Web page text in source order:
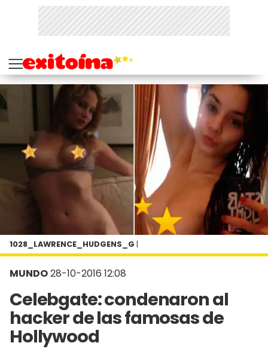
MUNDO28-10-2016 12:08
Celebgate: condenaron al
hacker de las famosas de
Hollywood
1028_LAWRENCE_HUDGENS_G |